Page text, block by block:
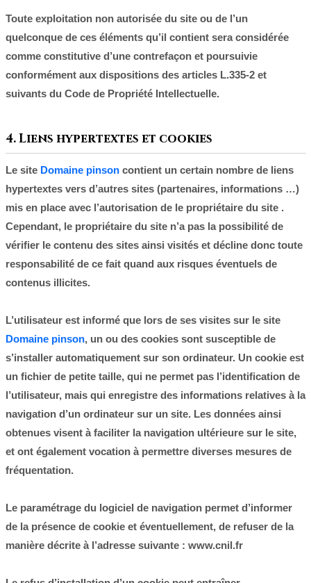
Toute exploitation non autorisée du site ou de l’un
quelconque de ces éléments qu’il contient sera considérée
comme constitutive d’une contrefaçon et poursuivie
conformément aux dispositions des articles L.335-2 et
suivants du Code de Propriété Intellectuelle.
4. Liens hypertextes et cookies
Le site Domaine pinsoncontient un certain nombre de liens
hypertextes vers d’autres sites (partenaires, informations …)
mis en place avec l’autorisation de le propriétaire du site .
Cependant, le propriétaire du site n’a pas la possibilité de
vérifier le contenu des sites ainsi visités et décline donc toute
responsabilité de ce fait quand aux risques éventuels de
contenus illicites.
L’utilisateur est informé que lors de ses visites sur le site
Domaine pinson, un ou des cookies sont susceptible de
s’installer automatiquement sur son ordinateur. Un cookie est
un fichier de petite taille, qui ne permet pas l’identification de
l’utilisateur, mais qui enregistre des informations relatives à la
navigation d’un ordinateur sur un site. Les données ainsi
obtenues visent à faciliter la navigation ultérieure sur le site,
et ont également vocation à permettre diverses mesures de
fréquentation.
Le paramétrage du logiciel de navigation permet d’informer
de la présence de cookie et éventuellement, de refuser de la
manière décrite à l’adresse suivante : www.cnil.fr